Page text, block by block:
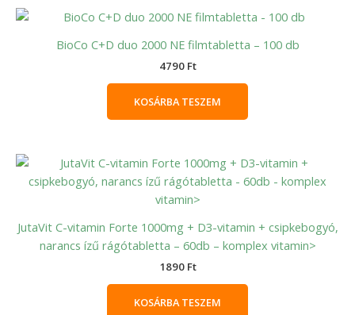
BioCo C+D duo 2000 NE filmtabletta – 100 db
4790 Ft
KOSÁRBA TESZEM
JutaVit C-vitamin Forte 1000mg + D3-vitamin + csipkebogyó,
narancs ízű rágótabletta – 60db – komplex vitamin>
1890 Ft
KOSÁRBA TESZEM